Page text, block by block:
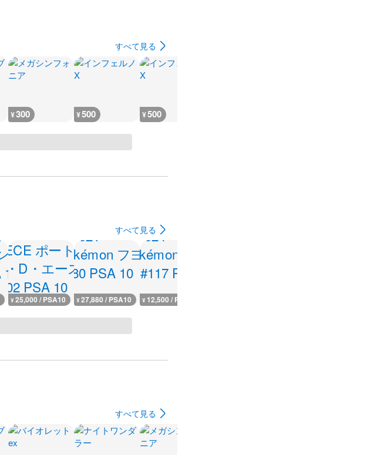
すべて見る
¥300 ¥500 ¥500
すべて見る
¥25,000 / PSA10 ¥27,880 / PSA10 ¥ 12,500 / PSA10
すべて見る